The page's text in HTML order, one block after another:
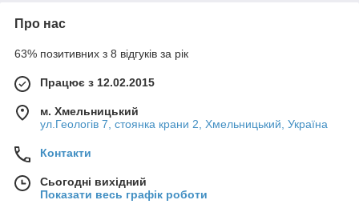
Про нас
63% позитивних з 8 відгуків за рік
Працює з 12.02.2015
м. Хмельницький
ул.Геологів 7, стоянка крани 2, Хмельницький, Україна
Контакти
Сьогодні вихідний
Показати весь графік роботи